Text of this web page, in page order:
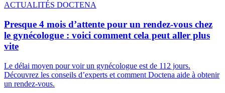
ACTUALITÉS DOCTENA
Presque 4 mois d’attente pour un rendez-vous chez
le gynécologue : voici comment cela peut aller plus
vite
Le délai moyen pour voir un gynécologue est de 112 jours.
Découvrez les conseils d’experts et comment Doctena aide à obtenir
un rendez-vous.